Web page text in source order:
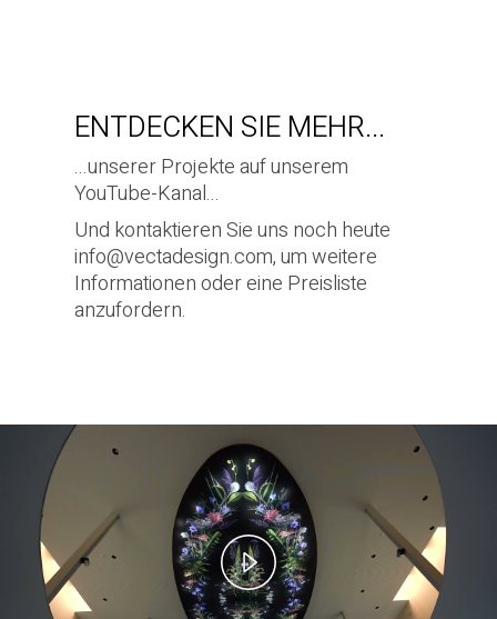
ENTDECKEN SIE MEHR...
...unserer Projekte auf unserem
YouTube-Kanal...
Und kontaktieren Sie uns noch heute
info@vectadesign.com, um weitere
Informationen oder eine Preisliste
anzufordern.
Play